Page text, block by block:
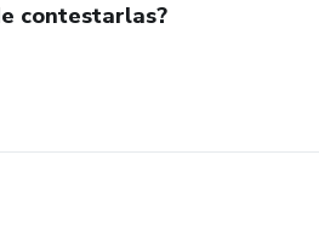
contestarlas?